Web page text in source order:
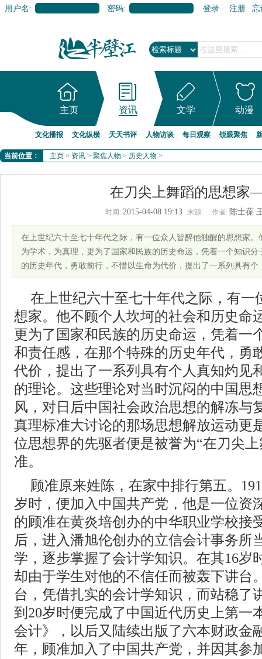
用户名: 密码: 登录 注册 忘
主页 资讯 文学 动漫
文化播报 文化纵横 天天书评 人物访谈 每日观察 锐眼聚焦
当前位置： 主页 > 资讯 > 聚焦人物 > 历史人物 >
在刀尖上舞蹈的思想
时间: 2015-04-08 19:13 来源: 作者: 陈士葆
在上世纪六十至七十年代之际，有一位众人皆醉他独醒的思想家
为学术，为真理，更为了国家和民族的历史命运，凭着一个知识
的历史年代，勇敢前行，不惜以生命为代价，提出了一系列具有个
在上世纪六十至七十年代之际，有一
想家。他不顾个人坎坷的社会和历史命
更为了国家和民族的历史命运，凭着一
和责任感，在那个特殊的历史年代，勇
代价，提出了一系列具有个人真知灼见
的理论。这些理论对当时沉闷的中国思
风，对日后中国社会政治思想的解冻与
真理标准大讨论的那场思想解放运动更
位思想界的先驱者便是被誉为“在刀尖
准。
顾准原来姓陈，在家中排行第五。
岁时，便加入中国共产党，他是一位资
的顾准在黄炎培创办的中华职业学校接
后，进入潘旭伦创办的立信会计事务所
学，逐步掌握了会计学知识。在其16岁
却由于学生对他的不信任而被轰下讲台
台，凭借扎实的会计学知识，而站稳了
到20岁时便完成了中国近代历史上第一
会计》，以后又陆续出版了六本财政金
年，顾准加入了中国共产党，并因其参